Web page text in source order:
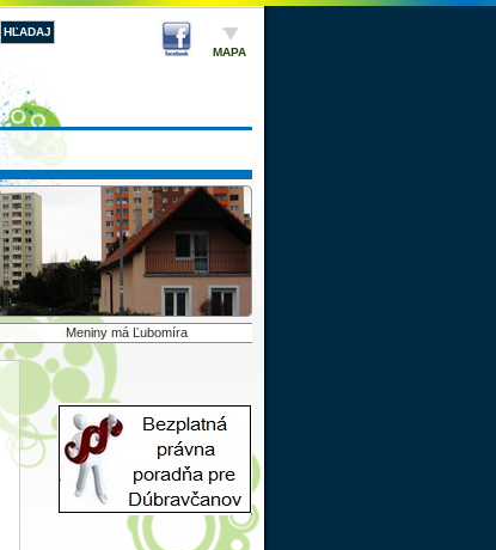
MAPA
Meniny má Ľubomíra